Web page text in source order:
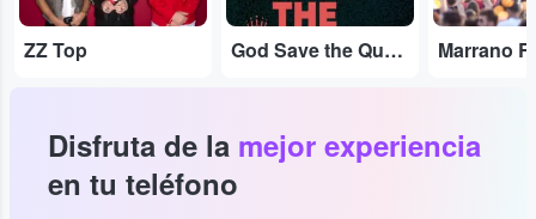
ZZ Top God Save the Queen Marrano
Disfruta de la mejor experiencia
en tu teléfono